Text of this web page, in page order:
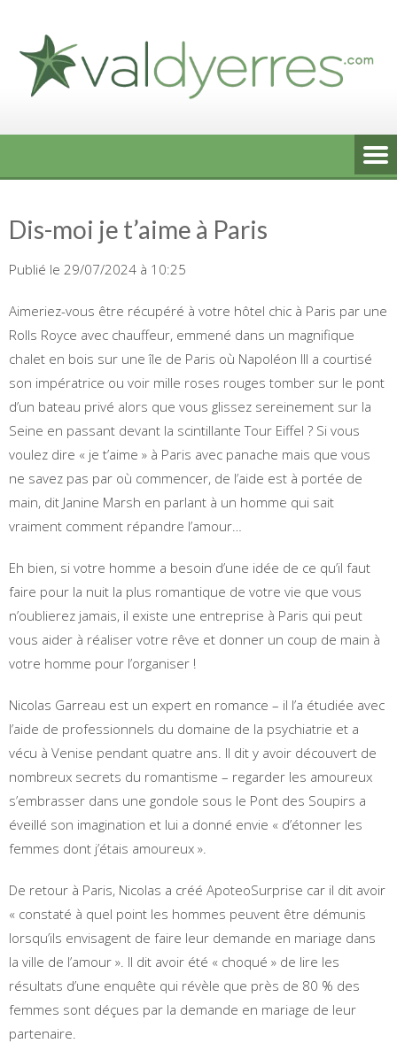
content
Dis-moi je t’aime à Paris
Publié le 29/07/2024 à 10:25
Aimeriez-vous être récupéré à votre hôtel chic à Paris par une
Rolls Royce avec chauffeur, emmené dans un magnifique
chalet en bois sur une île de Paris où Napoléon III a courtisé
son impératrice ou voir mille roses rouges tomber sur le pont
d’un bateau privé alors que vous glissez sereinement sur la
Seine en passant devant la scintillante Tour Eiffel ? Si vous
voulez dire « je t’aime » à Paris avec panache mais que vous
ne savez pas par où commencer, de l’aide est à portée de
main, dit Janine Marsh en parlant à un homme qui sait
vraiment comment répandre l’amour…
Eh bien, si votre homme a besoin d’une idée de ce qu’il faut
faire pour la nuit la plus romantique de votre vie que vous
n’oublierez jamais, il existe une entreprise à Paris qui peut
vous aider à réaliser votre rêve et donner un coup de main à
votre homme pour l’organiser !
Nicolas Garreau est un expert en romance – il l’a étudiée avec
l’aide de professionnels du domaine de la psychiatrie et a
vécu à Venise pendant quatre ans. Il dit y avoir découvert de
nombreux secrets du romantisme – regarder les amoureux
s’embrasser dans une gondole sous le Pont des Soupirs a
éveillé son imagination et lui a donné envie « d’étonner les
femmes dont j’étais amoureux ».
De retour à Paris, Nicolas a créé ApoteoSurprise car il dit avoir
« constaté à quel point les hommes peuvent être démunis
lorsqu’ils envisagent de faire leur demande en mariage dans
la ville de l’amour ». Il dit avoir été « choqué » de lire les
résultats d’une enquête qui révèle que près de 80 % des
femmes sont déçues par la demande en mariage de leur
partenaire.